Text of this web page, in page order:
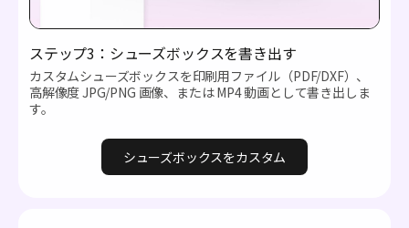
ステップ3：シューズボックスを書き出す
カスタムシューズボックスを印刷用ファイル（PDF/DXF）、
高解像度 JPG/PNG 画像、または MP4 動画として書き出しま
す。
シューズボックスをカスタム